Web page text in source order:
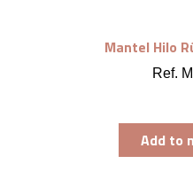
Mantel Hilo
Ref.
Add to